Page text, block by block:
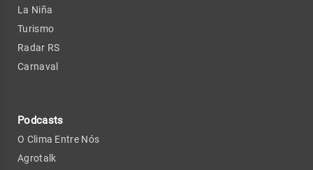
La Niña
Turismo
Radar RS
Carnaval
Podcasts
O Clima Entre Nós
Agrotalk